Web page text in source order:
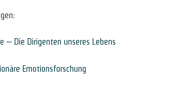
– Die Dirigenten unseres Lebens
Emotionsforschung